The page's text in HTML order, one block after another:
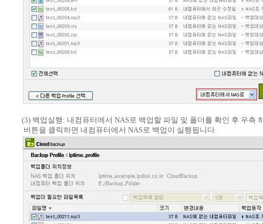
(3) 백업실행: 내컴퓨터에서 NAS로 백업할 파일 및 폴더를 확인 후 우측
버튼을 클릭하면 내컴퓨터에서 NAS로 백업이 실행됩니다.